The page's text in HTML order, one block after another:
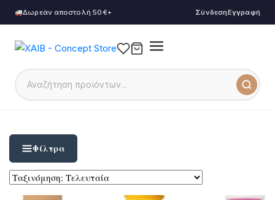
Δωρεάν αποστολή 50€+ ΣύνδεσηΕγγραφή
Φίλτρα